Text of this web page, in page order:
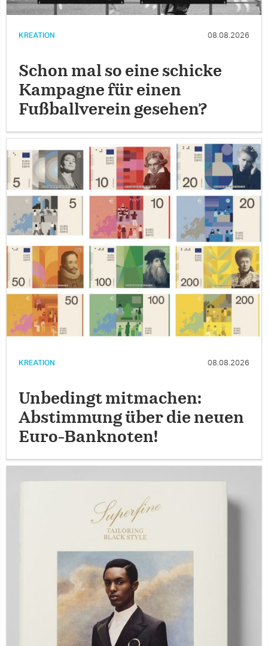
KREATION 08.08.2026
Schon mal so eine schicke
Kampagne für einen
Fußballverein gesehen?
KREATION 08.08.2026
Unbedingt mitmachen:
Abstimmung über die neuen
Euro-Banknoten!